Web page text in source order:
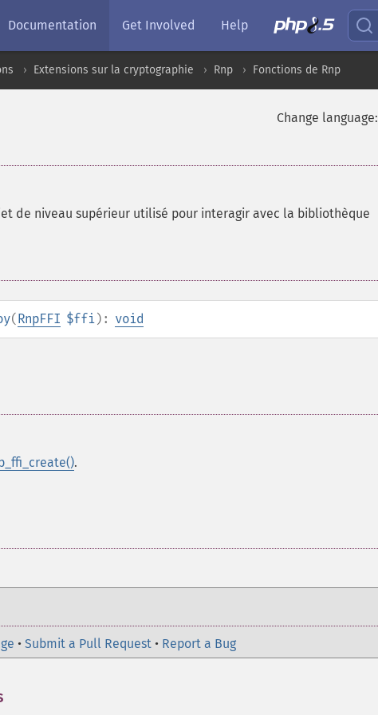
Documentation Get Involved Help
Extensions sur la cryptographie Rnp Fonctions de Rnp
Change language:
de niveau supérieur utilisé pour interagir avec la bibliothèque
(RnpFFI $ffi): void
.
• Submit a Pull Request • Report a Bug